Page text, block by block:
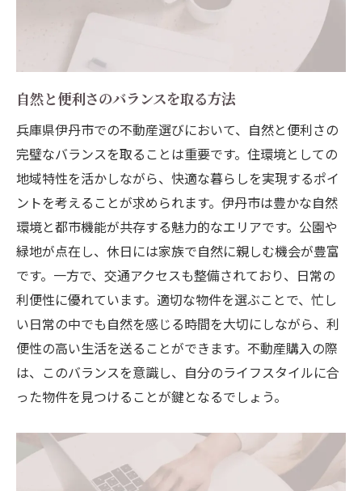
自然と便利さのバランスを取る方法
兵庫県伊丹市での不動産選びにおいて、自然と便利さの
完璧なバランスを取ることは重要です。住環境としての
地域特性を活かしながら、快適な暮らしを実現するポイ
ントを考えることが求められます。伊丹市は豊かな自然
環境と都市機能が共存する魅力的なエリアです。公園や
緑地が点在し、休日には家族で自然に親しむ機会が豊富
です。一方で、交通アクセスも整備されており、日常の
利便性に優れています。適切な物件を選ぶことで、忙し
い日常の中でも自然を感じる時間を大切にしながら、利
便性の高い生活を送ることができます。不動産購入の際
は、このバランスを意識し、自分のライフスタイルに合
った物件を見つけることが鍵となるでしょう。